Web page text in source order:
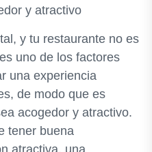
y atractivo
y tu restaurante no es
uno de los factores
una experiencia
de modo que es
acogedor y atractivo.
tener buena
atractiva, una